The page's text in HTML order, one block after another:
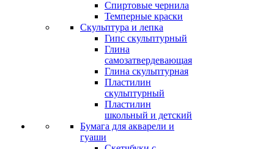
Спиртовые чернила
Темперные краски
Скульптура и лепка
Гипс скульптурный
Глина
самозатвердевающая
Глина скульптурная
Пластилин
скульптурный
Пластилин
школьный и детский
Бумага для акварели и
гуаши